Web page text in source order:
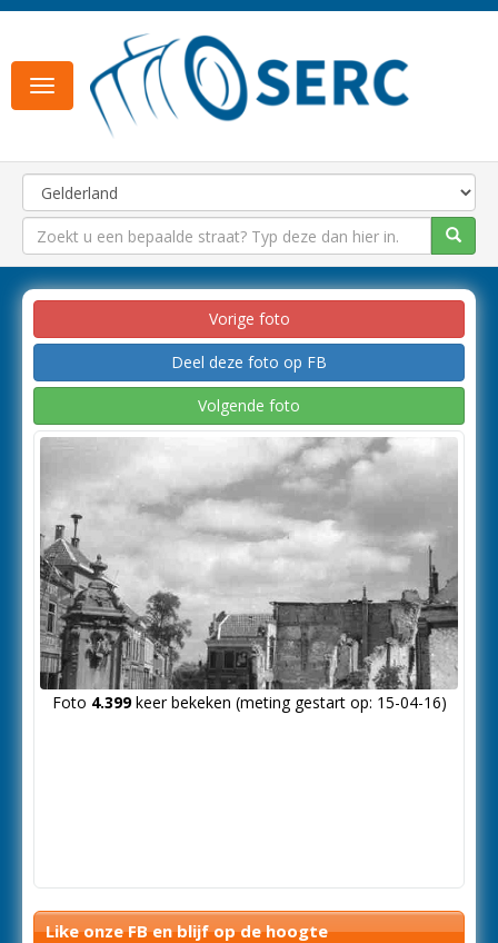
Toggle
navigation
Vorige foto
Deel deze foto op FB
Volgende foto
Foto 4.399keer bekeken (meting gestart op: 15-04-16)
Like onze FB en blijf op de hoogte